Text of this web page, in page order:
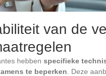
van de
hebben specifieke
te beperken . Deze